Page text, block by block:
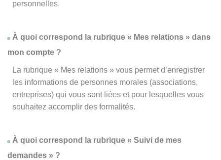
personnelles.
À quoi correspond la rubrique « Mes relations » dans
mon compte ?
La rubrique « Mes relations » vous permet d’enregistrer
les informations de personnes morales (associations,
entreprises) qui vous sont liées et pour lesquelles vous
souhaitez accomplir des formalités.
À quoi correspond la rubrique « Suivi de mes
demandes » ?